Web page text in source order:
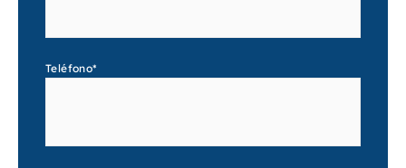
Teléfono*